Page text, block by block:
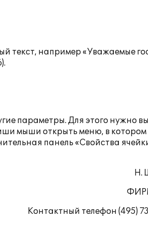
текст, например «Уважаемые
параметры. Для этого нужно
мыши открыть меню, в котором
панель «Свойства
Н.
Контактный телефон (495)